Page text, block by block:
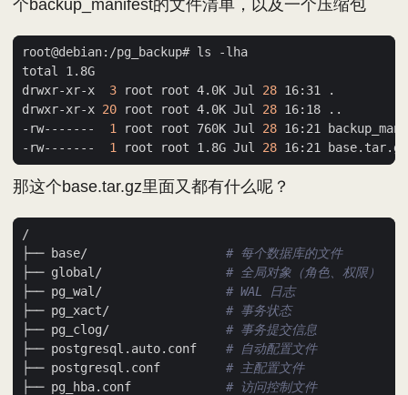
个backup_manifest的文件清单，以及一个压缩包
drwxr-xr-x 3 root root 4.0K Jul 28
drwxr-xr-x 20 root root 4.0K Jul 28
-rw------- 1 root root 760K Jul 28
-rw------- 1 root root 1.8G Jul 28
那这个base.tar.gz里面又都有什么呢？
├── base/ # 每个数据库的文件
├── global/ # 全局对象（角色、权限）
├── pg_wal/ # WAL 日志
├── pg_xact/ # 事务状态
├── pg_clog/ # 事务提交信息
├── postgresql.auto.conf # 自动配置文件
├── postgresql.conf # 主配置文件
├── pg_hba.conf # 访问控制文件